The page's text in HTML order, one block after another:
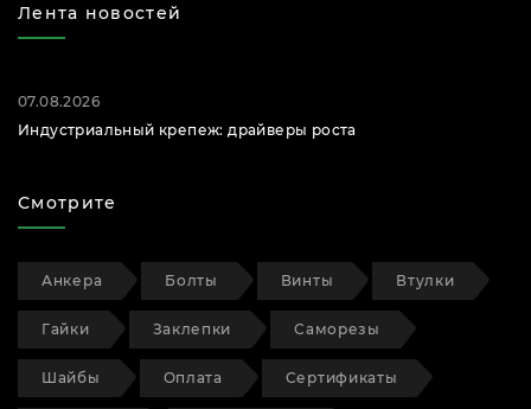
Лента новостей
07.08.2026
Индустриальный крепеж: драйверы роста
Смотрите
Анкера Болты Винты Втулки
Гайки Заклепки Саморезы
Шайбы Оплата Сертификаты